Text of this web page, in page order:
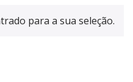
para a sua seleção.